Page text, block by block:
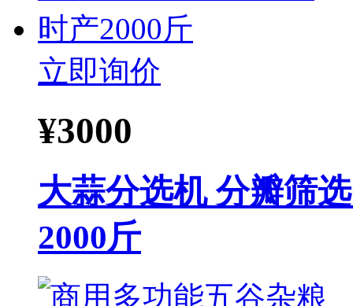
立即询价
¥3000
大蒜分选机 分瓣筛
2000斤